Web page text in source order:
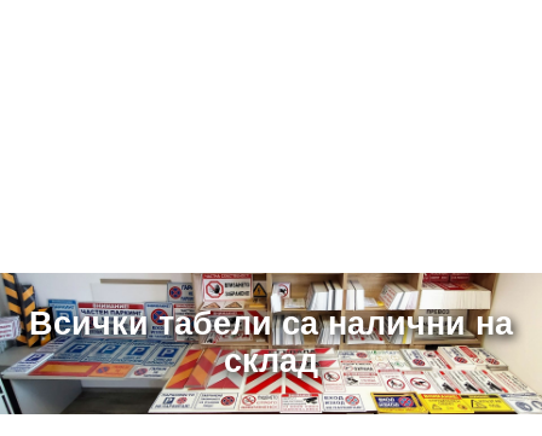
Всички табели са налични на
склад